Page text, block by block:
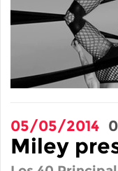
05/05/2014
Miley